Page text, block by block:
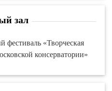
зал
фестиваль «Творческая
консерватории»